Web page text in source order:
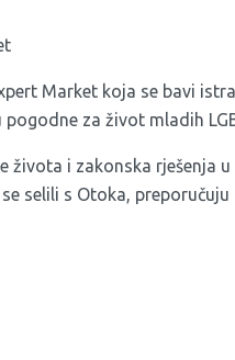
Market koja se bavi
pogodne za život mladih
života i zakonska rješenja
selili s Otoka,